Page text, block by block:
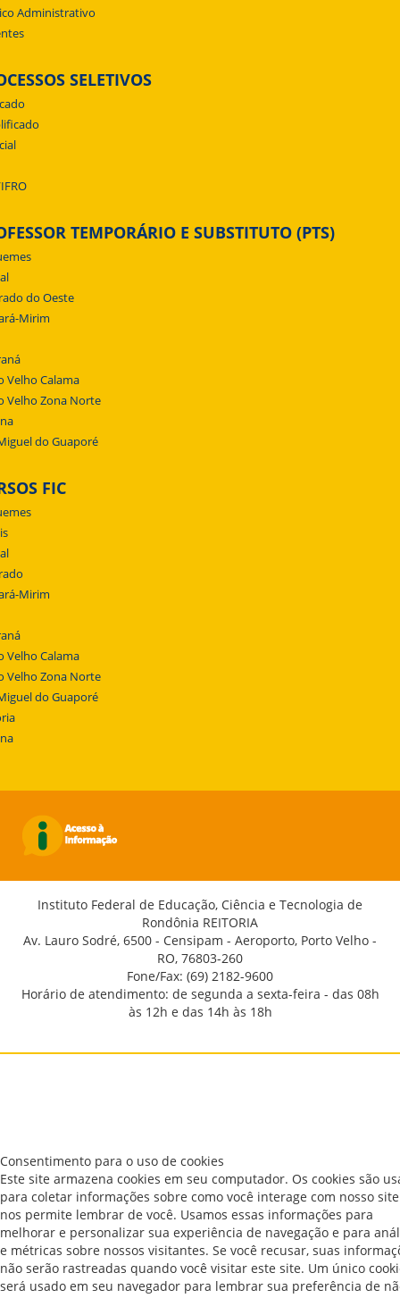
Administrativo
SELETIVOS
TEMPORÁRIO E SUBSTITUTO (PTS)
do Oeste
Mirim
Velho Calama
Velho Zona Norte
do Guaporé
FIC
Mirim
Velho Calama
Velho Zona Norte
do Guaporé
Instituto Federal de Educação, Ciência e Tecnologia de
Rondônia REITORIA
Av. Lauro Sodré, 6500 - Censipam - Aeroporto, Porto Velho -
RO, 76803-260
Fone/Fax: (69) 2182-9600
Horário de atendimento: de segunda a sexta-feira - das 08h
às 12h e das 14h às 18h
Consentimento para o uso de cookies
Este site armazena cookies em seu computador. Os cookies são
para coletar informações sobre como você interage com nosso
nos permite lembrar de você. Usamos essas informações para
melhorar e personalizar sua experiência de navegação e para
e métricas sobre nossos visitantes. Se você recusar, suas
não serão rastreadas quando você visitar este site. Um único
será usado em seu navegador para lembrar sua preferência de